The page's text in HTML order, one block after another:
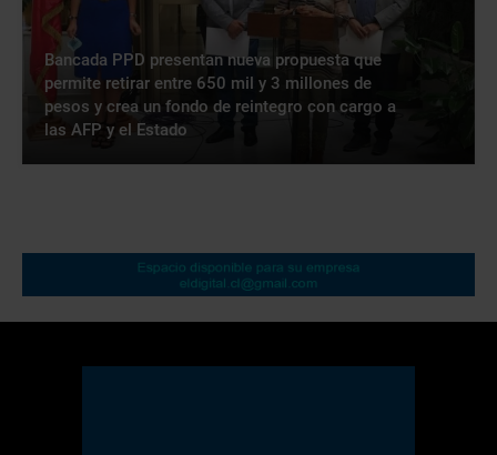
Bancada PPD presentan nueva propuesta que
permite retirar entre 650 mil y 3 millones de
pesos y crea un fondo de reintegro con cargo a
las AFP y el Estado